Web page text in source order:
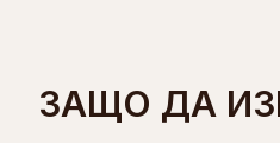
ЗАЩО ДА